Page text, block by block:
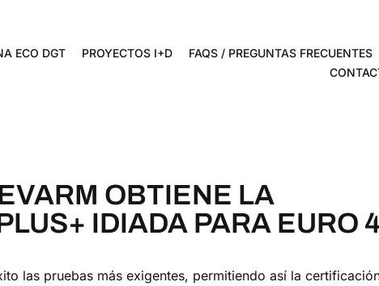
ECO DGT PROYECTOS I+D FAQS / PREGUNTAS FRECUENTES
OBTIENE LA
IDIADA PARA EURO
las pruebas más exigentes, permitiendo así la